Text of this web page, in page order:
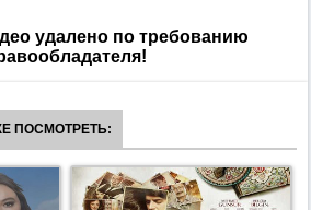
удалено по требованию
ПОСМОТРЕТЬ: